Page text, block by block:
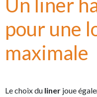
Un liner
pour une
maximale
Le choix du liner joue